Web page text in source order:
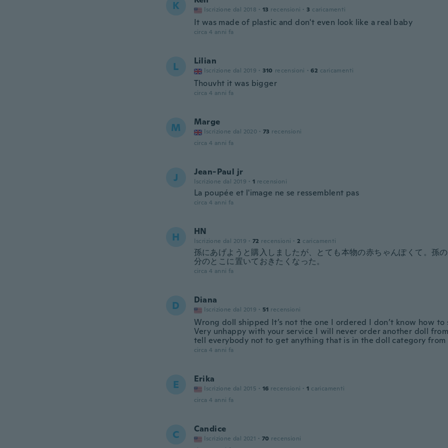
K Iscrizione dal 2018 · 13 recensioni · 3 caricamenti
It was made of plastic and don't even look like a real baby
circa 4 anni fa
L Lilian
Iscrizione dal 2019 · 310 recensioni · 62 caricamenti
Thouvht it was bigger
circa 4 anni fa
M Marge
Iscrizione dal 2020 · 73 recensioni
circa 4 anni fa
J Jean-Paul jr
Iscrizione dal 2019 · 1 recensioni
La poupée et l'image ne se ressemblent pas
circa 4 anni fa
H HN
Iscrizione dal 2019 · 72 recensioni · 2 caricamenti
孫にあげようと購入しましたが、とても本物の赤ちゃんぽくて。孫
分のとこに置いておきたくなった。
circa 4 anni fa
D Diana
Iscrizione dal 2019 · 51 recensioni
Wrong doll shipped It’s not the one I ordered I don’t know how to
Very unhappy with your service I will never order another doll
tell everybody not to get anything that is in the doll category from
circa 4 anni fa
E Erika
Iscrizione dal 2015 · 16 recensioni · 1 caricamenti
circa 4 anni fa
C Candice
Iscrizione dal 2021 · 70 recensioni